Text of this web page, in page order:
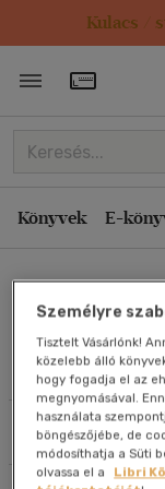
Kulacs /
Könyvek E-
Szipőcs
Művei
Szűrés
Rendezés
Kiadás éve
Ár szerint
Eladott
Eladott
Cím szerint
Szerző
Megjelenítés
Személyre
Tisztelt Vásárlónk!
közelebb álló
hogy fogadja el az
megnyomásával.
használata
böngészőjébe, de
módosíthatja a Süti
olvassa el a
Libri